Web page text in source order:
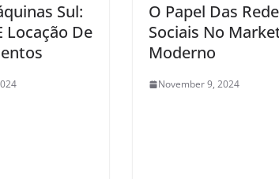
Sul:
Locação De
O Papel Das
Sociais No
Moderno
November 9, 2024